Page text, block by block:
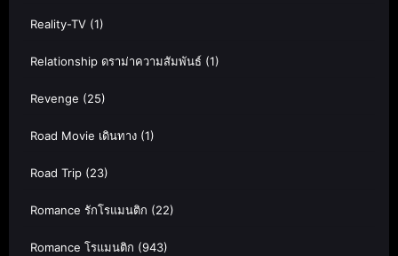
Reality-TV (1)
Relationship ดราม่าความสัมพันธ์ (1)
Revenge (25)
Road Movie เดินทาง (1)
Road Trip (23)
Romance รักโรแมนติก (22)
Romance โรแมนติก (943)